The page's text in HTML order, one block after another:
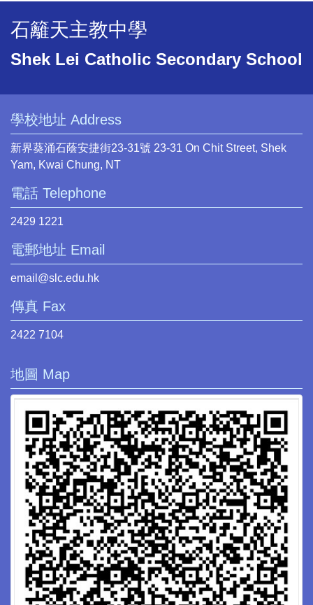
石籬天主教中學
Shek Lei Catholic Secondary School
學校地址 Address
新界葵涌石蔭安捷街23-31號 23-31 On Chit Street, Shek
Yam, Kwai Chung, NT
電話 Telephone
2429 1221
電郵地址 Email
email@slc.edu.hk
傳真 Fax
2422 7104
地圖 Map